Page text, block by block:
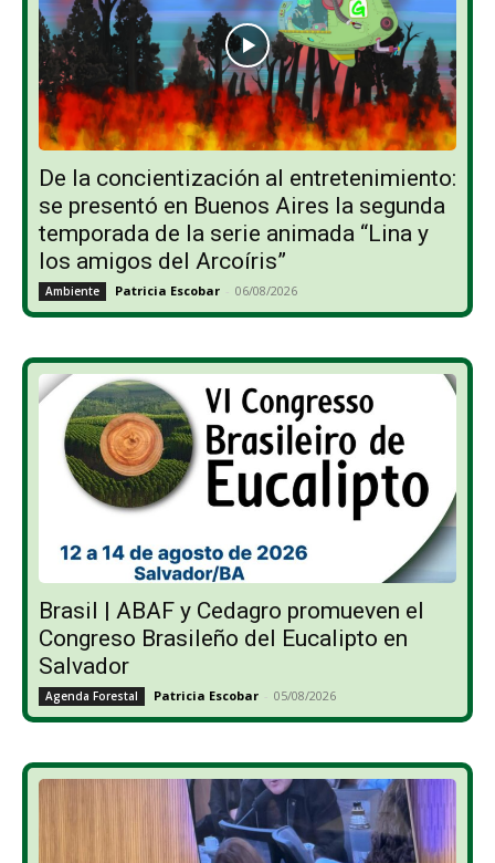
De la concientización al entretenimiento:
se presentó en Buenos Aires la segunda
temporada de la serie animada “Lina y
los amigos del Arcoíris”
Ambiente Patricia Escobar - 06/08/2026
Brasil | ABAF y Cedagro promueven el
Congreso Brasileño del Eucalipto en
Salvador
Agenda Forestal Patricia Escobar - 05/08/2026